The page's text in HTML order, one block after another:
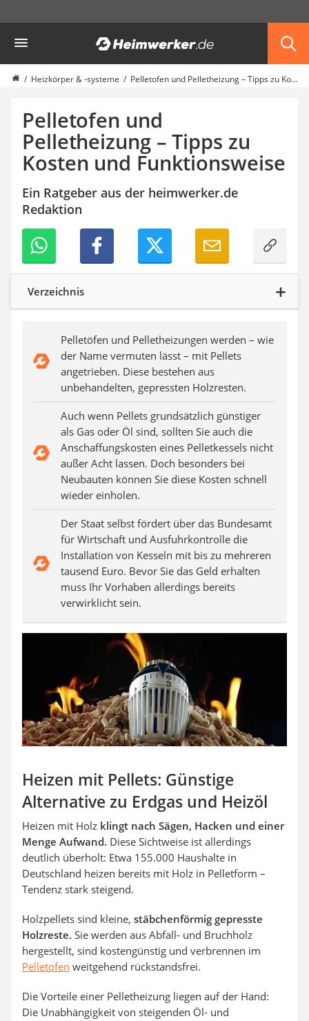
Haus & Bau
Außenleuchte mit Kamera
Ozongenerator
Smart-Home-Rauchmelder
Schlüsseltresor
Überwachungskameras außen
Regendusche
Reizstromgerät
Infrarot-Thermometer
GPS-Tracker
Digitale Zeitschaltuhr
Paketbriefkasten
Fensterkontaktschalter
Hygrometer
LED-Baustrahler
Video-Türsprechanlage
Heizkörper & -systeme Pelletofen und Pelletheizung – Tipps zu Kosten und Funktionsweise
Pelletofen und
Pelletheizung – Tipps zu
Kosten und Funktionsweise
Ein Ratgeber aus der heimwerker.de
Redaktion
Verzeichnis
Pelletöfen und Pelletheizungen werden – wie
der Name vermuten lässt – mit Pellets
angetrieben. Diese bestehen aus
unbehandelten, gepressten Holzresten.
Auch wenn Pellets grundsätzlich günstiger
als Gas oder Öl sind, sollten Sie auch die
Anschaffungskosten eines Pelletkessels nicht
außer Acht lassen. Doch besonders bei
Neubauten können Sie diese Kosten schnell
wieder einholen.
Der Staat selbst fördert über das Bundesamt
für Wirtschaft und Ausfuhrkontrolle die
Installation von Kesseln mit bis zu mehreren
tausend Euro. Bevor Sie das Geld erhalten
muss Ihr Vorhaben allerdings bereits
verwirklicht sein.
Heizen mit Pellets: Günstige
Alternative zu Erdgas und Heizöl
Heizen mit Holz klingt nach Sägen, Hacken und einer
Menge Aufwand. Diese Sichtweise ist allerdings
deutlich überholt: Etwa 155.000 Haushalte in
Deutschland heizen bereits mit Holz in Pelletform –
Tendenz stark steigend.
Holzpellets sind kleine, stäbchenförmig gepresste
Holzreste. Sie werden aus Abfall- und Bruchholz
hergestellt, sind kostengünstig und verbrennen im
Pelletofen weitgehend rückstandsfrei.
Die Vorteile einer Pelletheizung liegen auf der Hand:
Die Unabhängigkeit von steigenden Öl- und